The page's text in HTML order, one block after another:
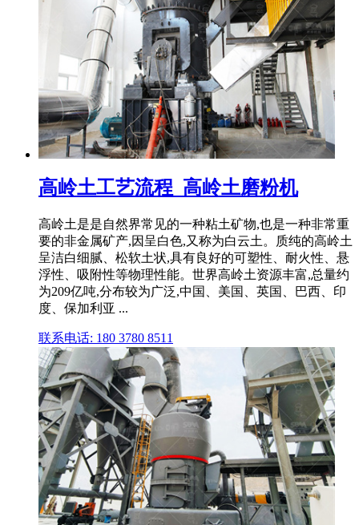
高岭土工艺流程_高岭土磨粉机
高岭土是是自然界常见的一种粘土矿物,也是一种非常重
要的非金属矿产,因呈白色,又称为白云土。质纯的高岭土
呈洁白细腻、松软土状,具有良好的可塑性、耐火性、悬
浮性、吸附性等物理性能。世界高岭土资源丰富,总量约
为209亿吨,分布较为广泛,中国、美国、英国、巴西、印
度、保加利亚 ...
联系电话: 180 3780 8511